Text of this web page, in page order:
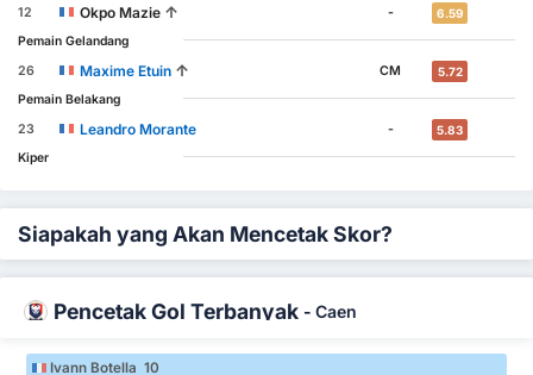
12
Okpo Mazie ↑ - 6.59
Pemain Gelandang
26
Maxime Etuin ↑ CM 5.72
Pemain Belakang
23
Leandro Morante - 5.83
Kiper
Siapakah yang Akan Mencetak Skor?
Pencetak Gol Terbanyak - Caen
Ivann Botella 10